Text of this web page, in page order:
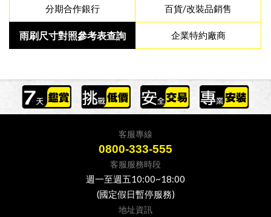
分期合作銀行 百貨/改裝品銷售
雨刷尺寸對照參考表查詢 企業特約廠商
客服專線
0800-333-555
客服服務時段
週一至週五10:00~18:00
(國定假日暫停服務)
地址資訊